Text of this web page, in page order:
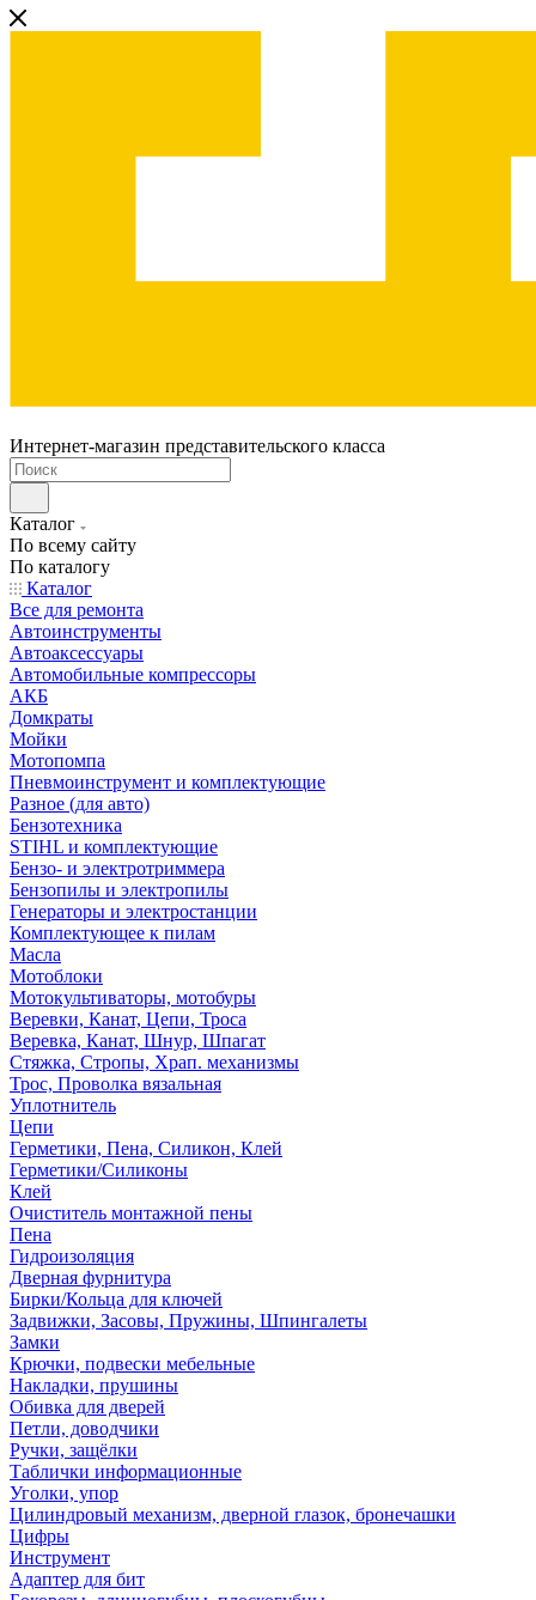
Интернет-магазин представительского класса
Каталог
По всему сайту
По каталогу
Каталог
Все для ремонта
Автоинструменты
Автоаксессуары
Автомобильные компрессоры
АКБ
Домкраты
Мойки
Мотопомпа
Пневмоинструмент и комплектующие
Разное (для авто)
Бензотехника
STIHL и комплектующие
Бензо- и электротриммера
Бензопилы и электропилы
Генераторы и электростанции
Комплектующее к пилам
Масла
Мотоблоки
Мотокультиваторы, мотобуры
Веревки, Канат, Цепи, Троса
Веревка, Канат, Шнур, Шпагат
Стяжка, Стропы, Храп. механизмы
Трос, Проволка вязальная
Уплотнитель
Цепи
Герметики, Пена, Силикон, Клей
Герметики/Силиконы
Клей
Очиститель монтажной пены
Пена
Гидроизоляция
Дверная фурнитура
Бирки/Кольца для ключей
Задвижки, Засовы, Пружины, Шпингалеты
Замки
Крючки, подвески мебельные
Накладки, прушины
Обивка для дверей
Петли, доводчики
Ручки, защёлки
Таблички информационные
Уголки, упор
Цилиндровый механизм, дверной глазок, бронечашки
Цифры
Инструмент
Адаптер для бит